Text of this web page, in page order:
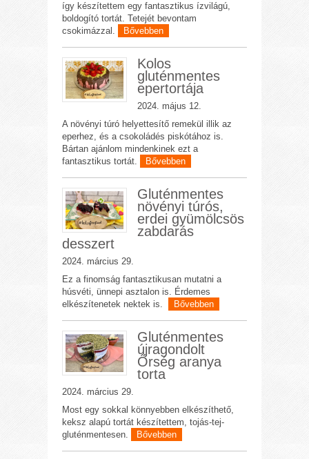
így készítettem egy fantasztikus ízvilágú,
boldogító tortát. Tetejét bevontam
csokimázzal.
Bővebben
Kolos
gluténmentes
epertortája
2024. május 12.
A növényi túró helyettesítő remekül illik az
eperhez, és a csokoládés piskótához is.
Bártan ajánlom mindenkinek ezt a
fantasztikus tortát.
Bővebben
Gluténmentes
növényi túrós,
erdei gyümölcsös
zabdarás
desszert
2024. március 29.
Ez a finomság fantasztikusan mutatni a
húsvéti, ünnepi asztalon is. Érdemes
elkészítenetek nektek is.
Bővebben
Gluténmentes
újragondolt
Őrség aranya
torta
2024. március 29.
Most egy sokkal könnyebben elkészíthető,
keksz alapú tortát készítettem, tojás-tej-
gluténmentesen.
Bővebben